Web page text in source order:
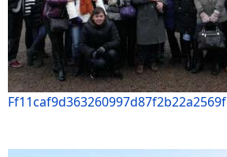
Ff11caf9d363260997d87f2b22a2569f